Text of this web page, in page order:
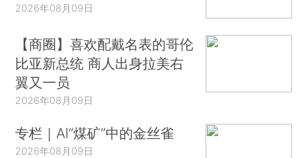
2026年08月09日
【商圈】喜欢配戴名表的哥伦
比亚新总统 商人出身拉美右
翼又一员
2026年08月09日
专栏｜AI“煤矿”中的金丝雀
2026年08月09日